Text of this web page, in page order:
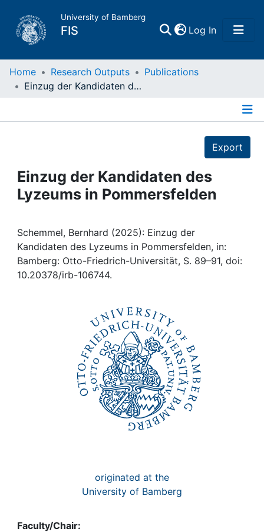
University of Bamberg
FIS Log In(current)
Home
Projects
People
Institutions
Awards
Home Research Outputs
Publications
Einzug der Kandidaten des Lyzeums in Pommersfelden
Export
Einzug der Kandidaten des
Lyzeums in Pommersfelden
Schemmel, Bernhard (2025): Einzug der
Kandidaten des Lyzeums in Pommersfelden, in:
Bamberg: Otto-Friedrich-Universität, S. 89–91, doi:
10.20378/irb-106744.
originated at the
University of Bamberg
Faculty/Chair: